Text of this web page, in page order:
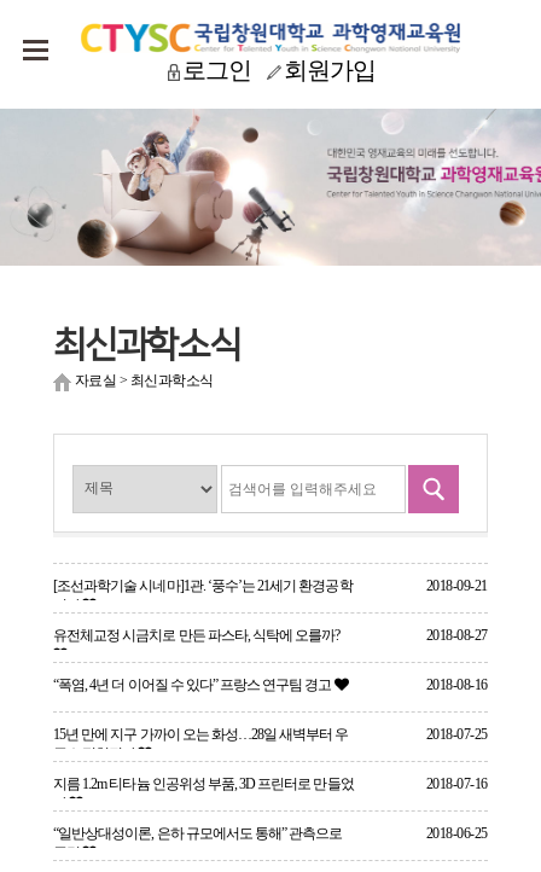
로그인 회원가입
최신과학소식
자료실 > 최신과학소식
[조선과학기술 시네마]1관. ‘풍수’는 21세기 환경공학
이다
2018-09-21
유전체교정 시금치로 만든 파스타, 식탁에 오를까? 2018-08-27
“폭염, 4년 더 이어질 수 있다” 프랑스 연구팀 경고 2018-08-16
15년 만에 지구 가까이 오는 화성…28일 새벽부터 우
주쇼 펼쳐진다
2018-07-25
지름 1.2m 티타늄 인공위성 부품, 3D 프린터로 만들었
다
2018-07-16
“일반상대성이론, 은하 규모에서도 통해” 관측으로
증명
2018-06-25